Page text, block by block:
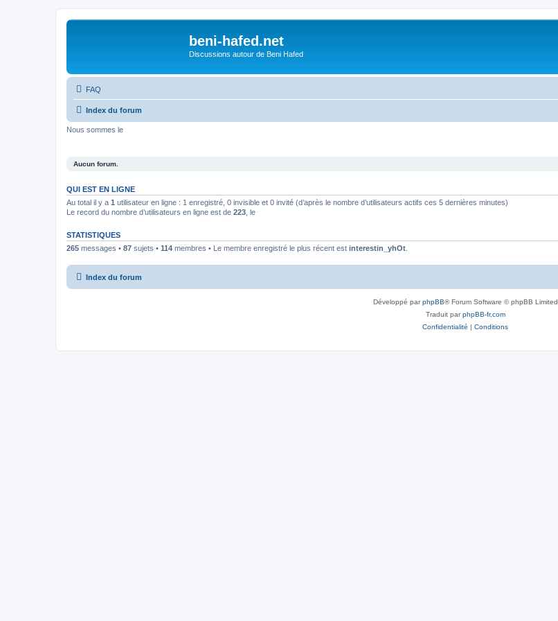
beni-hafed.net
Discussions autour de Beni Hafed
FAQ
Index du forum
Nous sommes le
Aucun forum.
QUI EST EN LIGNE
Au total il y a 1 utilisateur en ligne : 1 enregistré, 0 invisible et 0 invité (d’après le nombre d’utilisateurs actifs ces 5 dernières minutes)
Le record du nombre d’utilisateurs en ligne est de 223 , le
STATISTIQUES
265 messages • 87 sujets • 114 membres • Le membre enregistré le plus récent est interestin_yhOt
Index du forum
Développé parphpBB® Forum Software © phpBB Limited
Traduit parphpBB-fr.com
Confidentialité | Conditions